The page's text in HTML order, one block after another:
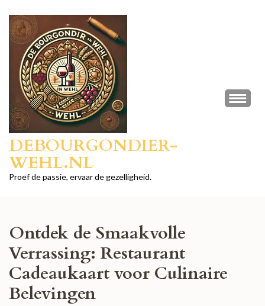
naar
inhoud
Enter)
DEBOURGONDIER-
WEHL.NL
Proef de passie, ervaar de gezelligheid.
Ontdek de Smaakvolle
Verrassing: Restaurant
Cadeaukaart voor Culinaire
Belevingen